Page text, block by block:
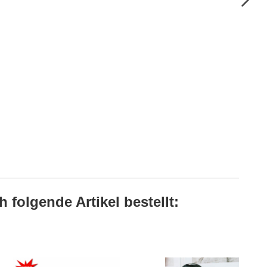
folgende Artikel bestellt: